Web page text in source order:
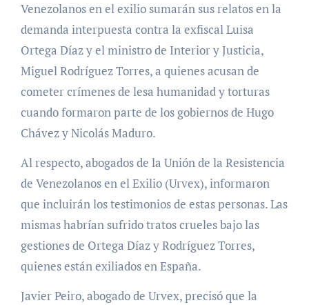
Venezolanos en el exilio sumarán sus relatos en la
demanda interpuesta contra la exfiscal Luisa
Ortega Díaz y el ministro de Interior y Justicia,
Miguel Rodríguez Torres, a quienes acusan de
cometer crímenes de lesa humanidad y torturas
cuando formaron parte de los gobiernos de Hugo
Chávez y Nicolás Maduro.
Al respecto, abogados de la Unión de la Resistencia
de Venezolanos en el Exilio (Urvex), informaron
que incluirán los testimonios de estas personas. Las
mismas habrían sufrido tratos crueles bajo las
gestiones de Ortega Díaz y Rodríguez Torres,
quienes están exiliados en España.
Javier Peiro, abogado de Urvex, precisó que la